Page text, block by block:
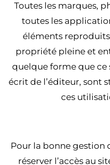
Toutes les marques,
toutes les
éléments
propriété pleine et
quelque forme que ce
écrit de l’éditeur, sont
ces
Pour la bonne gestion
réserver l’accès au